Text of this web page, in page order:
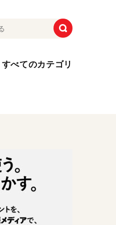
すべてのカテゴリ